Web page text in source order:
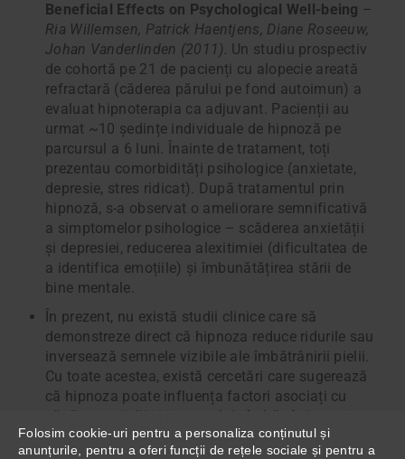
Beneficial Effects on Psychological Well-being –
Ria Willemsen, Patrick Haentjens, Diane Roseeuw,
Johan Vanderlinden (2011). Un studiu prospectiv
de cohortă pe 21 de pacienți cu alopecie areată
refractară (căderea părului pe fond autoimun) a
evaluat hipnoterapia ca adjuvant. Pacienții au
urmat ~10 ședințe individuale de hipnoză pe
parcursul a 6 luni. Înainte de tratament, toți
prezentau comorbidități psihologice (anxietate,
depresie, stres ridicat). După tratamentul prin
hipnoză, s-a observat o ameliorare semnificativă
a simptomelor psihologice – scăderea anxietății
și depresiei, reducerea alexitimiei (dificultatea de
a identifica emoțiile) și îmbunătățirea stării de
bine mentale.
În prezent, nu există studii clinice care să
demonstreze direct că hipnoza reduce ridurile sau
inversează semnele vizibile ale îmbătrânirii pielii.
Cu toate acestea, există cercetări care sugerează
că hipnoza poate influența factori asociați cu
sănătatea pielii și procesul de îmbătrânire, cum ar
fi stresul, somnul și procesele inflamatorii.
Folosim cookie-uri pentru a personaliza conținutul și
anunțurile, pentru a oferi funcții de rețele sociale și pentru a